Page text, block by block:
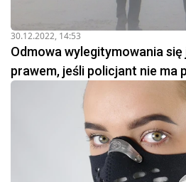
30.12.2022, 14:53
Odmowa wylegitymowania
prawem, jeśli policjant nie ma